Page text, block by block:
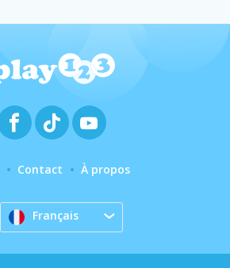
Contact À propos
Français